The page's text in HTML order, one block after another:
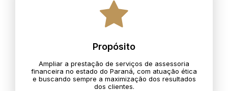
Propósito
Ampliar a prestação de serviços de assessoria
financeira no estado do Paraná, com atuação ética
e buscando sempre a maximização dos resultados
dos clientes.